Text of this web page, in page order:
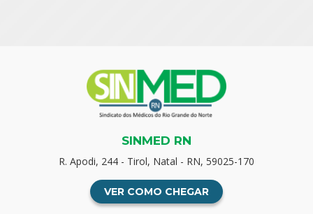
SINMED RN
R. Apodi, 244 - Tirol, Natal - RN, 59025-170
VER COMO CHEGAR